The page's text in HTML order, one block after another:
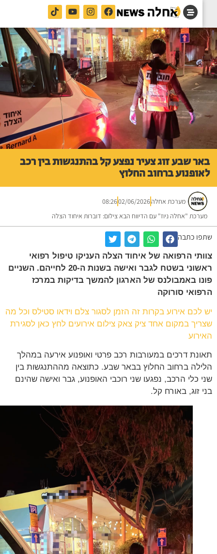
שבע זוג צעיר נפצע קל בהתנגשות בין רכב
ברחוב החלוץ
מערכת אחלה 02/06/2026
08:26
"אחלה ניוז" עם הדיווח הבא צילום: דוברות איחוד הצלה
כתבה
הרפואה של איחוד הצלה העניקו טיפול רפואי
ראשוני בשטח לגבר ואישה בשנות ה-20 לחייהם. השניים
באמבולנס של הארגון להמשך בדיקות במרכז
סורוקה
אירוע בקרות זה הזמן לסגור צלם וידאו סטילס וכל מה
במקום אחד ציק צאק צילום אירועים לחץ כאן לסגירת
דרכים במעורבות רכב פרטי ואופנוע אירעה במהלך
ברחוב החלוץ בבאר שבע. כתוצאה מההתנגשות בין
כלי הרכב, נפגעו שני רוכבי האופנוע, גבר ואישה שהינם
זוג, באורח קל.